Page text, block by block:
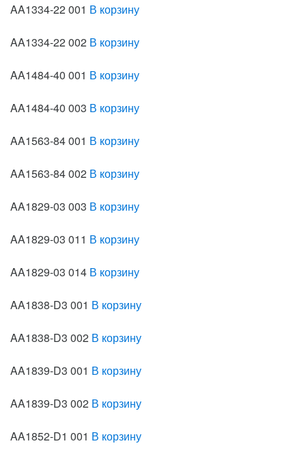
AA1334-22 001 В корзину
AA1334-22 002 В корзину
AA1484-40 001 В корзину
AA1484-40 003 В корзину
AA1563-84 001 В корзину
AA1563-84 002 В корзину
AA1829-03 003 В корзину
AA1829-03 011 В корзину
AA1829-03 014 В корзину
AA1838-D3 001 В корзину
AA1838-D3 002 В корзину
AA1839-D3 001 В корзину
AA1839-D3 002 В корзину
AA1852-D1 001 В корзину